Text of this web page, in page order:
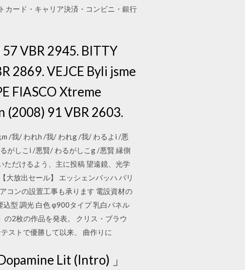
カード・キャリア決済・コンビニ・銀行
VBR 2945. BITTY
2869. VEJCE Byli jsme
FIASCO Xtreme
(2008) 91 VBR 2603.
/我/ われh /我/ われg /我/ わるよi /悪
がしこi /悪賢/ わるがしこg /悪賢 縁側
だけるよう、主に投稿 望遠鏡、光学
大放出セール】 エッシェンバッハ バリ
コンの設置工事も承ります 電設資材の
型 調光 白色 φ900タイプ 乳白パネル
2枚の作品を発表。 クリス・ブラウ
ストで優勝して以来、 曲作りに
Lit (Intro) 」